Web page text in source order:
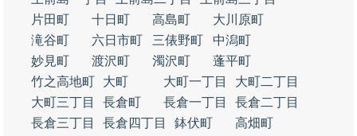
片田町
十日町 高島町
大川原町
滝谷町
六日市町 三俵野町
中潟町
妙見町
渡沢町 濁沢町
蓬平町
竹之高地町
大町 大町一丁目
大町二丁目
大町三丁目
長倉町 長倉一丁目
長倉二丁目
長倉三丁目
長倉四丁目 鉢伏町
高畑町